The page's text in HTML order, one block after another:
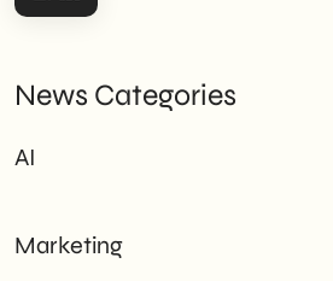
News Categories
AI
Marketing